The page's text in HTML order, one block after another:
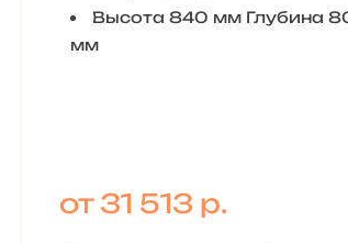
Высота 840 мм Глубина
мм
от 31 513 р.